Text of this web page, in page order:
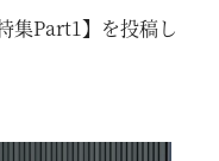
集Part1】を投稿し